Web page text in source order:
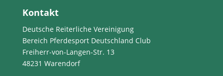
Kontakt
Deutsche Reiterliche Vereinigung
Bereich Pferdesport Deutschland Club
Freiherr-von-Langen-Str. 13
48231 Warendorf